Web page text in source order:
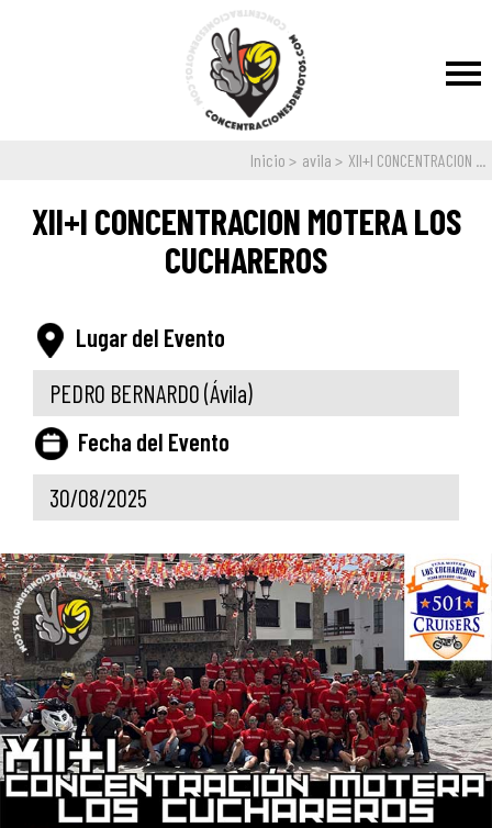
Inicio avila XII+I CONCENTRACION ...
XII+I CONCENTRACION MOTERA LOS
CUCHAREROS
Lugar del Evento
PEDRO BERNARDO(Ávila)
Fecha del Evento
30/08/2025